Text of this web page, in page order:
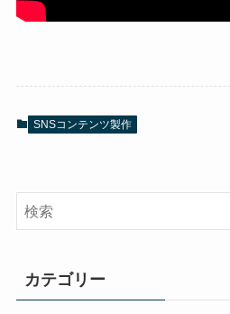
SNSコンテンツ製作
カテゴリー